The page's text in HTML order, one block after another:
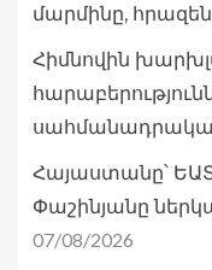
մարմինը,
Հիմնովին
Հայաստանը՝
Փաշինյանը
07/08/2026